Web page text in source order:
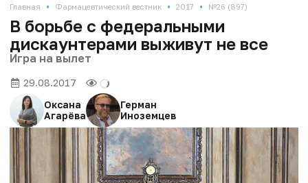
Главная • Фармацевтический вестник • 2017 • №26 (897)
В борьбе с федеральными
дискаунтерами выживут не все
Игра на вылет
29.08.2017
Оксана
Агарёва
Герман
Иноземцев